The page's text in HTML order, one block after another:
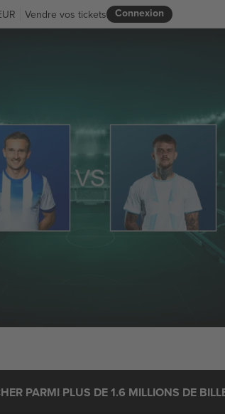
Connexion
Vendre vos tickets
PARMI PLUS DE 1.6 MILLIONS DE